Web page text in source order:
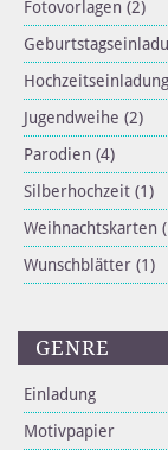
Fotovorlagen (2)
Jugendweihe (2)
Parodien (4)
Silberhochzeit (1)
Weihnachtskarten
Wunschblätter (1)
GENRE
Einladung
Motivpapier